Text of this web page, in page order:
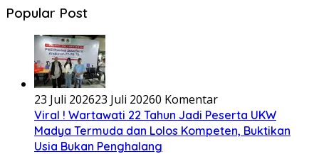
Popular Post
23 Juli 202623 Juli 20260 Komentar
Viral ! Wartawati 22 Tahun Jadi Peserta UKW
Madya Termuda dan Lolos Kompeten, Buktikan
Usia Bukan Penghalang